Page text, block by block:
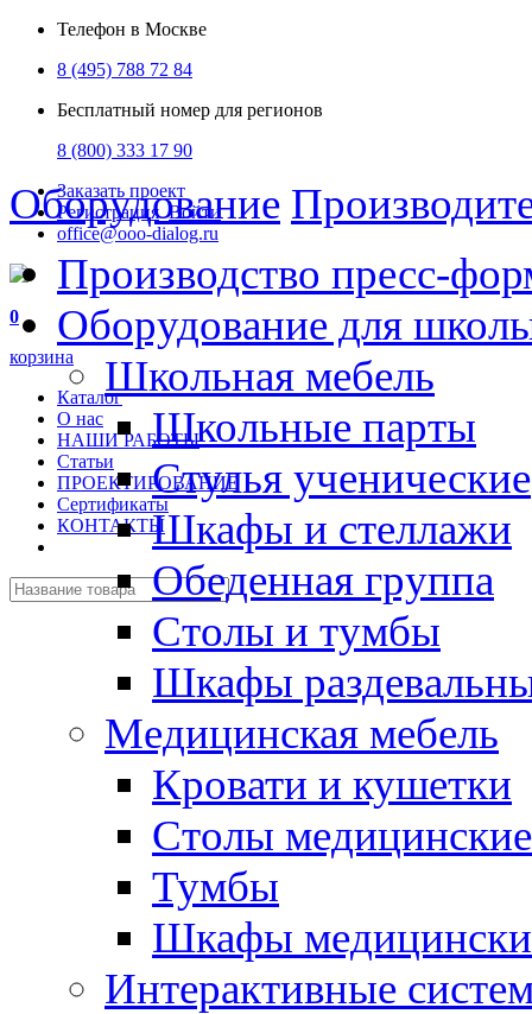
Телефон в Москве
8 (495) 788 72 84
Бесплатный номер для регионов
8 (800) 333 17 90
Заказать проект
Регистрация Войти
office@ooo-dialog.ru
0
корзина
Каталог
О нас
НАШИ РАБОТЫ
Статьи
ПРОЕКТИРОВАНИЕ
Сертификаты
КОНТАКТЫ
Оборудование
Производство пресс-
Оборудование для
Школьная мебель
Школьные парты
Стулья ученические
Шкафы и стеллажи
Обеденная группа
Столы и тумбы
Шкафы
Медицинская мебель
Кровати и кушетки
Столы медицинские
Тумбы
Шкафы
Интерактивные